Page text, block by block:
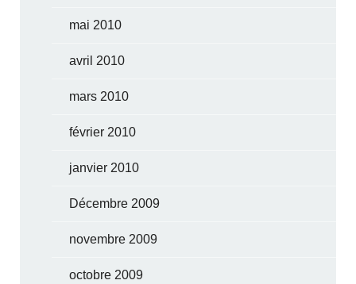
mai 2010
avril 2010
mars 2010
février 2010
janvier 2010
Décembre 2009
novembre 2009
octobre 2009